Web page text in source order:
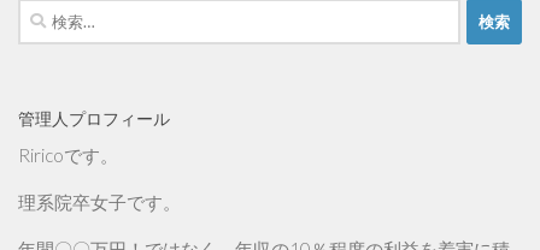
検
索:
管理人プロフィール
Riricoです。
理系院卒女子です。